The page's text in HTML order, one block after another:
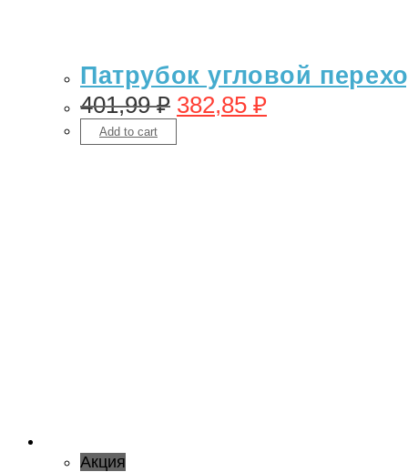
Патрубок угловой
401,99₽ 382,85 ₽
Add to cart
Акция